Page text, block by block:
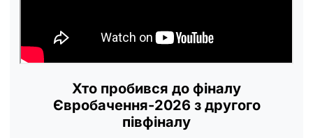
Хто пробився до фіналу
Євробачення-2026 з другого
півфіналу